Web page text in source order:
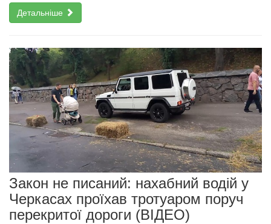
Детальніше
Закон не писаний: нахабний водій у
Черкасах проїхав тротуаром поруч
перекритої дороги (ВІДЕО)